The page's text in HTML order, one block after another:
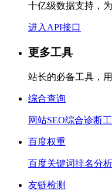
十亿级数据支持，
进入API接口
更多工具
站长的必备工具，
综合查询
网站SEO综合诊断
百度权重
百度关键词排名分析
友链检测